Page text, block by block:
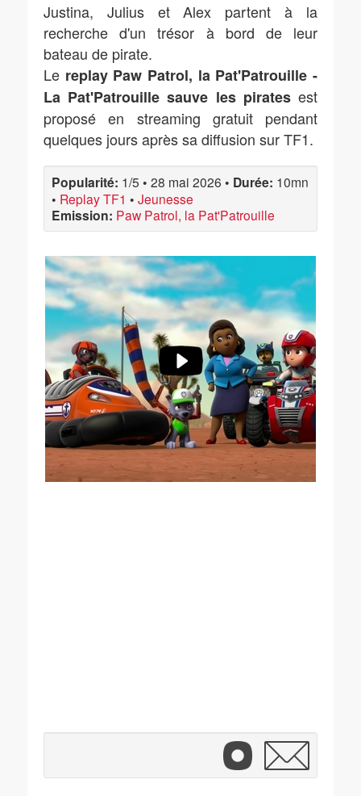
Justina, Julius et Alex partent à la
recherche d'un trésor à bord de leur
bateau de pirate.
Le replay Paw Patrol, la Pat'Patrouille -
La Pat'Patrouille sauve les piratesest
proposé en streaming gratuit pendant
quelques jours après sa diffusion sur TF1.
Popularité: 1/5 • 28 mai 2026 • Durée: 10mn
• Replay TF1 • Jeunesse
Emission: Paw Patrol, la Pat'Patrouille